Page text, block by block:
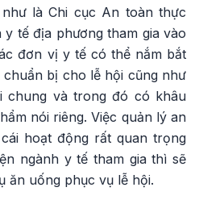
là Chi cục An toàn thực
tế địa phương tham gia vào
đơn vị y tế có thể nắm bắt
bị cho lễ hội cũng như
chung và trong đó có khâu
nói riêng. Việc quản lý an
hoạt động rất quan trọng
ngành y tế tham gia thì sẽ
ăn uống phục vụ lễ hội.